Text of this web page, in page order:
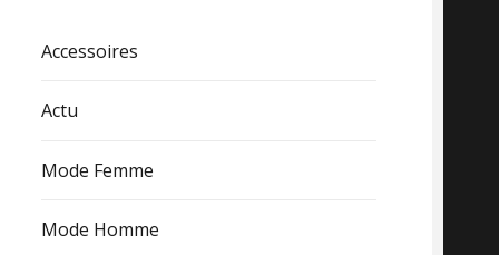
Accessoires
Actu
Mode Femme
Mode Homme